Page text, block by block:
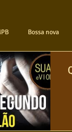
Bossa nova
Jazz
Católicas